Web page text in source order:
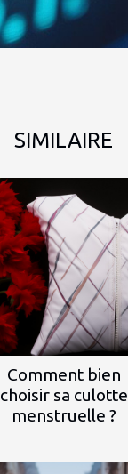
SIMILAIRE
Comment bien
choisir sa culotte
menstruelle ?